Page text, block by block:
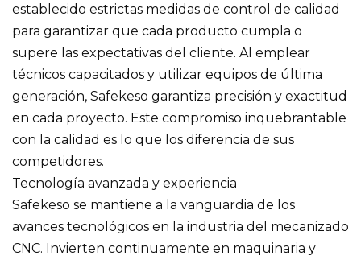
establecido estrictas medidas de control de calidad
para garantizar que cada producto cumpla o
supere las expectativas del cliente. Al emplear
técnicos capacitados y utilizar equipos de última
generación, Safekeso garantiza precisión y exactitud
en cada proyecto. Este compromiso inquebrantable
con la calidad es lo que los diferencia de sus
competidores.
Tecnología avanzada y experiencia
Safekeso se mantiene a la vanguardia de los
avances tecnológicos en la industria del mecanizado
CNC. Invierten continuamente en maquinaria y